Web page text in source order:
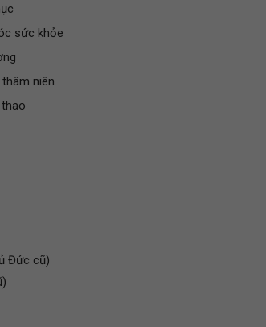
sức khỏe
niên
Đức cũ)